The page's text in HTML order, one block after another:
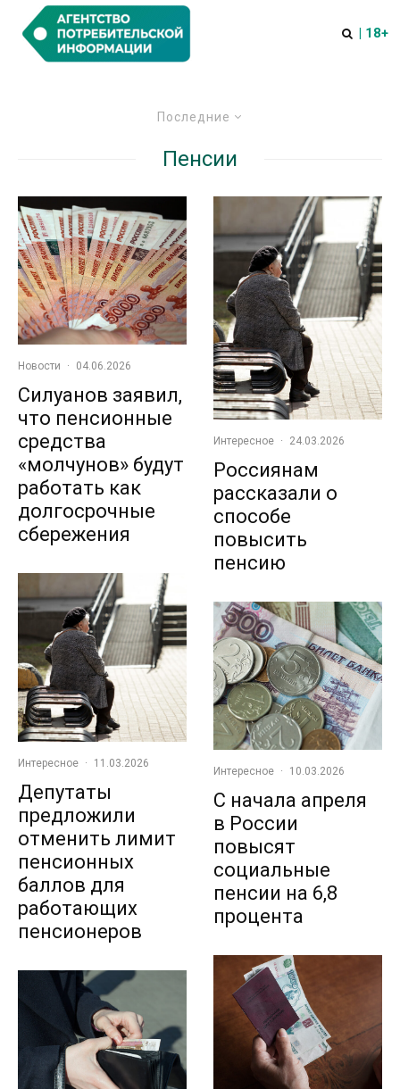
| 18+
Последние
Пенсии
Новости · 04.06.2026
Силуанов заявил,
что пенсионные
средства
«молчунов» будут
работать как
долгосрочные
сбережения
Интересное · 11.03.2026
Депутаты
предложили
отменить лимит
пенсионных
баллов для
работающих
пенсионеров
Интересное · 24.03.2026
Россиянам
рассказали о
способе
повысить
пенсию
Интересное · 10.03.2026
С начала апреля
в России
повысят
социальные
пенсии на 6,8
процента